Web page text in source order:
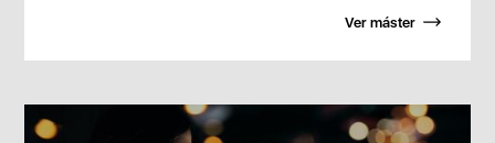
Ver máster